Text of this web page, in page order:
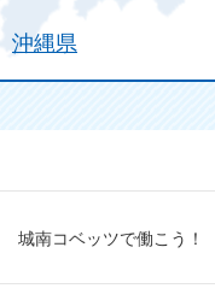
沖縄県
城南コベッツで働こう！